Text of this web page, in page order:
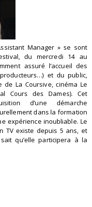
Manager » se sont
du mercredi 14 au
assuré l’accueil des
et du public,
La Coursive, cinéma Le
Cours des Dames). Cet
d’une démarche
dans la formation
expérience inoubliable. Le
TV existe depuis 5 ans, et
qu’elle participera à la